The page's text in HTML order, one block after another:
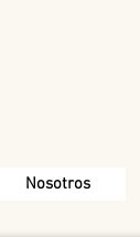
Nosotros